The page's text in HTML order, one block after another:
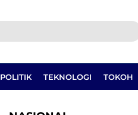
POLITIK TEKNOLOGI TOKOH